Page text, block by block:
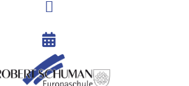

